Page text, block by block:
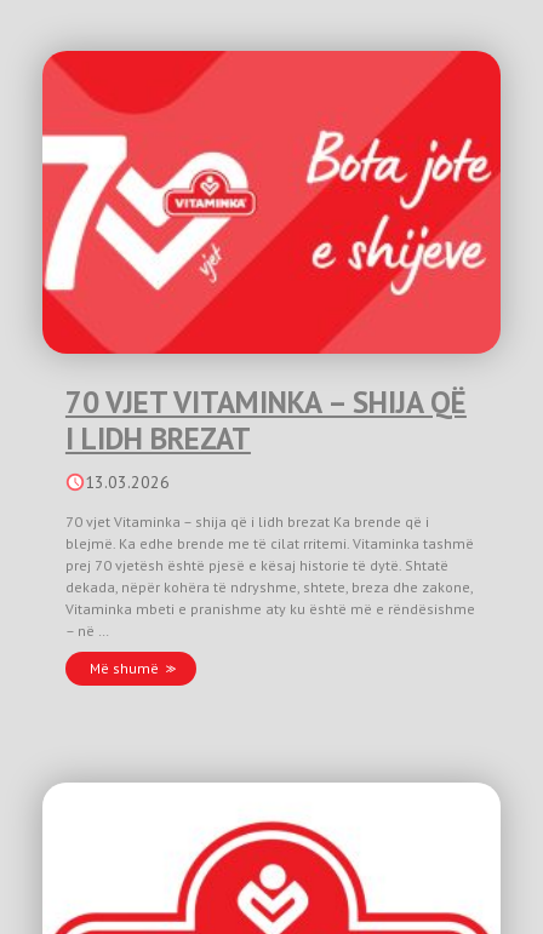
70 VJET VITAMINKA – SHIJA QË
I LIDH BREZAT
13.03.2026
70 vjet Vitaminka – shija që i lidh brezat Ka brende që i
blejmë. Ka edhe brende me të cilat rritemi. Vitaminka tashmë
prej 70 vjetësh është pjesë e kësaj historie të dytë. Shtatë
dekada, nëpër kohëra të ndryshme, shtete, breza dhe zakone,
Vitaminka mbeti e pranishme aty ku është më e rëndësishme
– në …
Më shumë